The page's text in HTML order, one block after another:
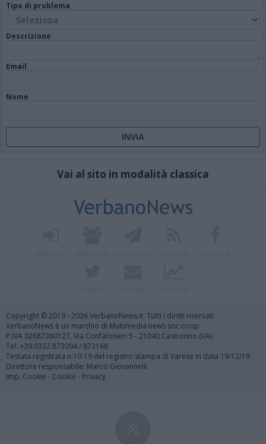
Tipo di problema
Descrizione
Email
Nome
Vai al sito in modalità classica
Copyright © 2019 - 2026 VerbanoNews.it. Tutti i diritti riservati
VerbanoNews è un marchio di Multimedia news soc coop.
P.IVA 02687380127, Via Confalonieri 5 - 21040 Castronno (VA)
Tel. +39.0332.873094 / 873168
Testata registrata n.10-19 del registro stampa di Varese in data 19/12/19
Direttore responsabile: Marco Giovannelli
Imp. Cookie - Cookie - Privacy